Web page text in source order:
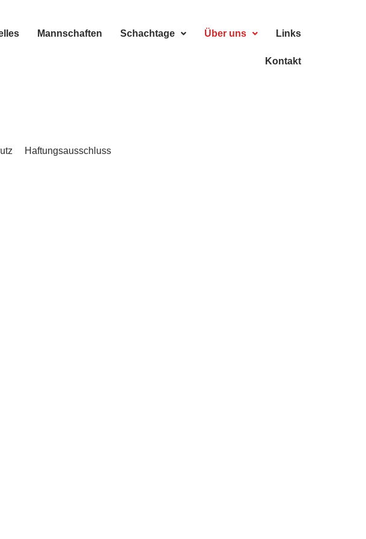
Mannschaften Schachtage Über uns Links
Kontakt
Haftungsausschluss